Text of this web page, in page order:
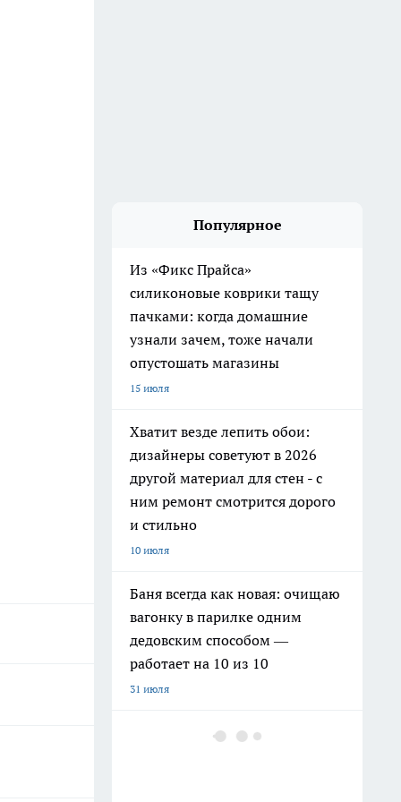
Популярное
Из «Фикс Прайса»
силиконовые коврики тащу
пачками: когда домашние
узнали зачем, тоже начали
опустошать магазины
15 июля
Хватит везде лепить обои:
дизайнеры советуют в 2026
другой материал для стен - с
ним ремонт смотрится дорого
и стильно
10 июля
Баня всегда как новая: очищаю
вагонку в парилке одним
дедовским способом —
работает на 10 из 10
31 июля
Как заправить бензин в